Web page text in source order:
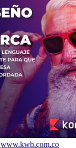
www.kwb.com.co